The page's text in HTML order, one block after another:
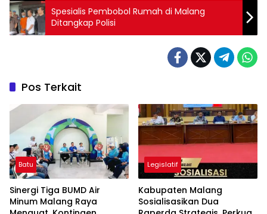
Spesialis Pembobol Rumah di Malang
Ditangkap Polisi
Pos Terkait
Batu
Sinergi Tiga BUMD Air
Minum Malang Raya
Legislatif
Kabupaten Malang
Sosialisasikan Dua